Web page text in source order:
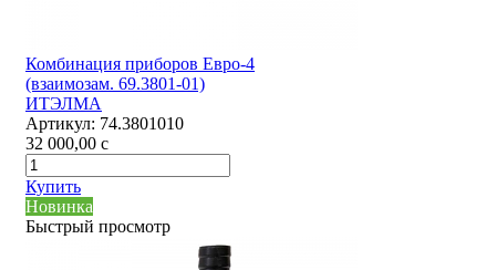
Комбинация приборов Евро-4
(взаимозам. 69.3801-01)
ИТЭЛМА
Артикул: 74.3801010
32 000,00 c
Купить
Новинка
Быстрый просмотр